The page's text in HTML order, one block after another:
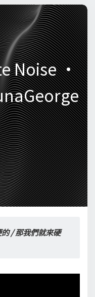
Noise •
Noise •
/ 那我們就來硬